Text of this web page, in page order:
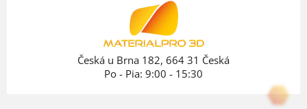
Česká u Brna 182, 664 31 Česká
Po - Pia: 9:00 - 15:30